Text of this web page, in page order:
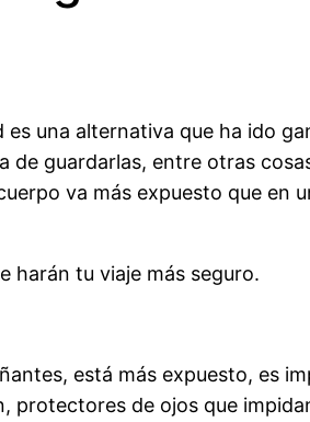
una alternativa que ha ido
de guardarlas, entre otras
va más expuesto que
harán tu viaje más seguro.
está más expuesto, es
protectores de ojos que